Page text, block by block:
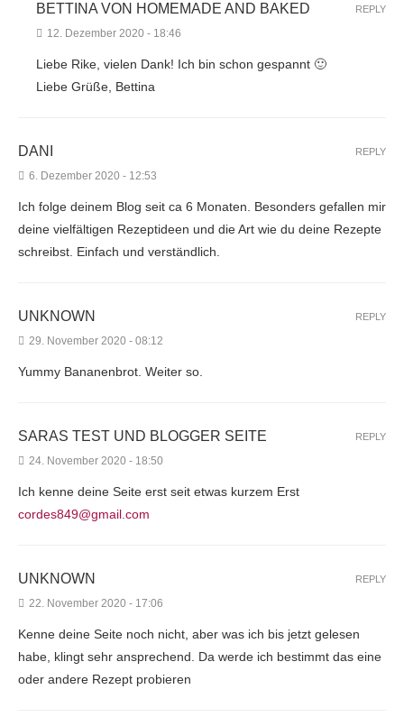
BETTINA VON HOMEMADE AND BAKED
12. Dezember 2020 - 18:46
Liebe Rike, vielen Dank! Ich bin schon gespannt 🙂
Liebe Grüße, Bettina
REPLY
DANI
6. Dezember 2020 - 12:53
Ich folge deinem Blog seit ca 6 Monaten. Besonders gefallen mir
deine vielfältigen Rezeptideen und die Art wie du deine Rezepte
schreibst. Einfach und verständlich.
REPLY
UNKNOWN
29. November 2020 - 08:12
Yummy Bananenbrot. Weiter so.
REPLY
SARAS TEST UND BLOGGER SEITE
24. November 2020 - 18:50
Ich kenne deine Seite erst seit etwas kurzem Erst
cordes849@gmail.com
REPLY
UNKNOWN
22. November 2020 - 17:06
Kenne deine Seite noch nicht, aber was ich bis jetzt gelesen
habe, klingt sehr ansprechend. Da werde ich bestimmt das eine
oder andere Rezept probieren
REPLY